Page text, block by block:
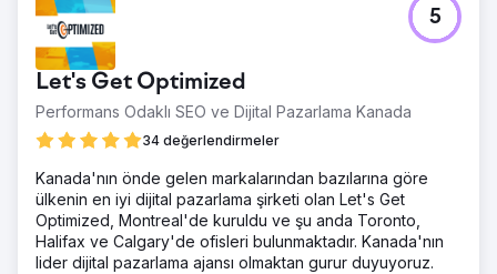
Let's Get Optimized
Performans Odaklı SEO ve Dijital Pazarlama Kanada
34 değerlendirmeler
5
Kanada'nın önde gelen markalarından bazılarına göre
ülkenin en iyi dijital pazarlama şirketi olan Let's Get
Optimized, Montreal'de kuruldu ve şu anda Toronto,
Halifax ve Calgary'de ofisleri bulunmaktadır. Kanada'nın
lider dijital pazarlama ajansı olmaktan gurur duyuyoruz.